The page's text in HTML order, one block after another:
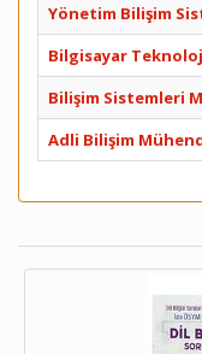
Yönetim Bilişim
Bilgisayar
Bilişim Sistemleri
Adli Bilişim